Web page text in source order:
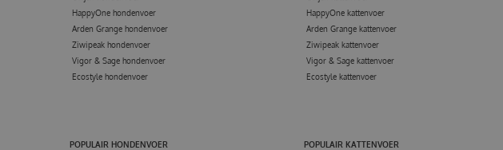
HappyOne hondenvoer
Arden Grange hondenvoer
Ziwipeak hondenvoer
Vigor & Sage hondenvoer
Ecostyle hondenvoer
HappyOne kattenvoer
Arden Grange kattenvoer
Ziwipeak kattenvoer
Vigor & Sage kattenvoer
Ecostyle kattenvoer
POPULAIR HONDENVOER POPULAIR KATTENVOER